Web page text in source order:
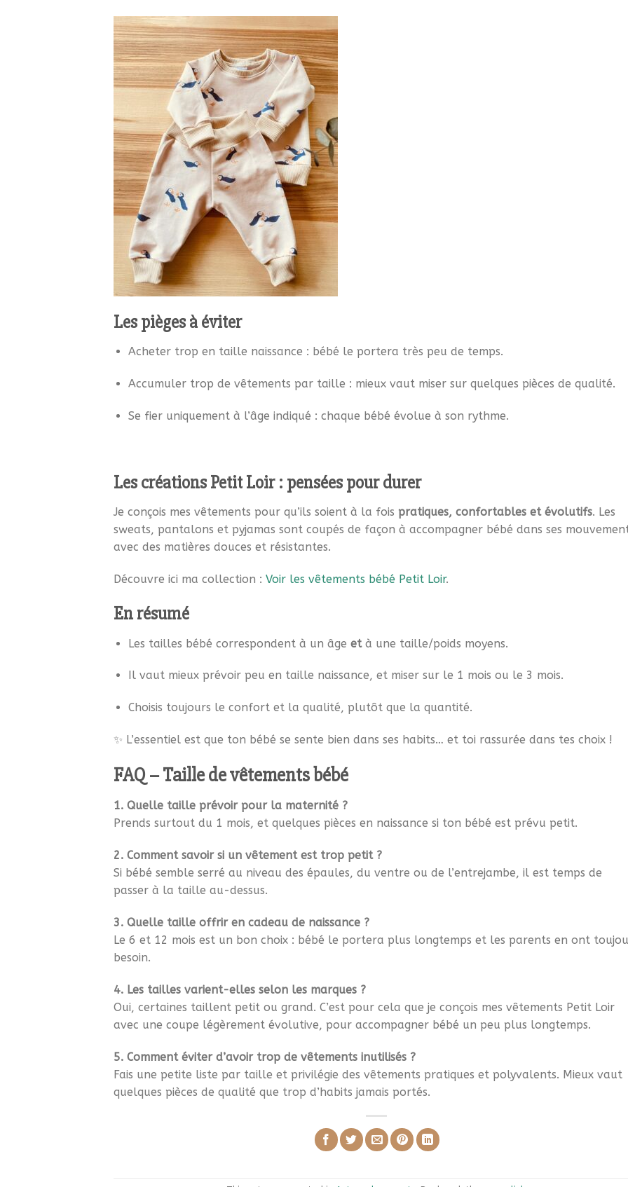
Les pièges à éviter
Acheter trop en taille naissance : bébé le portera très peu de temps.
Accumuler trop de vêtements par taille : mieux vaut miser sur quelques pièces de qualité.
Se fier uniquement à l’âge indiqué : chaque bébé évolue à son rythme.
Les créations Petit Loir : pensées pour durer
Je conçois mes vêtements pour qu’ils soient à la fois pratiques, confortables et évolutifs. Les
sweats, pantalons et pyjamas sont coupés de façon à accompagner bébé dans ses
avec des matières douces et résistantes.
Découvre ici ma collection : Voir les vêtements bébé Petit Loir.
En résumé
Les tailles bébé correspondent à un âge età une taille/poids moyens.
Il vaut mieux prévoir peu en taille naissance, et miser sur le 1 mois ou le 3 mois.
Choisis toujours le confort et la qualité, plutôt que la quantité.
✨ L’essentiel est que ton bébé se sente bien dans ses habits… et toi rassurée dans tes choix !
FAQ – Taille de vêtements bébé
1. Quelle taille prévoir pour la maternité ?
Prends surtout du 1 mois, et quelques pièces en naissance si ton bébé est prévu petit.
2. Comment savoir si un vêtement est trop petit ?
Si bébé semble serré au niveau des épaules, du ventre ou de l’entrejambe, il est temps de
passer à la taille au-dessus.
3. Quelle taille offrir en cadeau de naissance ?
Le 6 et 12 mois est un bon choix : bébé le portera plus longtemps et les parents en ont
besoin.
4. Les tailles varient-elles selon les marques ?
Oui, certaines taillent petit ou grand. C’est pour cela que je conçois mes vêtements Petit Loir
avec une coupe légèrement évolutive, pour accompagner bébé un peu plus longtemps.
5. Comment éviter d’avoir trop de vêtements inutilisés ?
Fais une petite liste par taille et privilégie des vêtements pratiques et polyvalents. Mieux vaut
quelques pièces de qualité que trop d’habits jamais portés.